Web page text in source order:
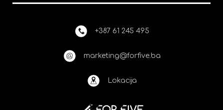
+387 61 245 495
marketing@forfive.ba
Lokacija